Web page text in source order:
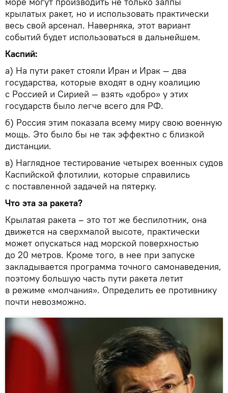
крылатых ракет, но и использовать практически
весь свой арсенал. Наверняка, этот вариант
событий будет использоваться в дальнейшем.
Каспий:
а) На пути ракет стояли Иран и Ирак — два
государства, которые входят в одну коалицию
с Россией и Сирией — взять «добро» у этих
государств было легче всего для РФ.
б) Россия этим показала всему миру свою военную
мощь. Это было бы не так эффектно с близкой
дистанции.
в) Наглядное тестирование четырех военных судов
Каспийской флотилии, которые справились
с поставленной задачей на пятерку.
Что эта за ракета?
Крылатая ракета – это тот же беспилотник, она
движется на сверхмалой высоте, практически
может опускаться над морской поверхностью
до 20 метров. Кроме того, в нее при запуске
закладывается программа точного самонаведения,
поэтому большую часть пути ракета летит
в режиме «молчания». Определить ее противнику
почти невозможно.